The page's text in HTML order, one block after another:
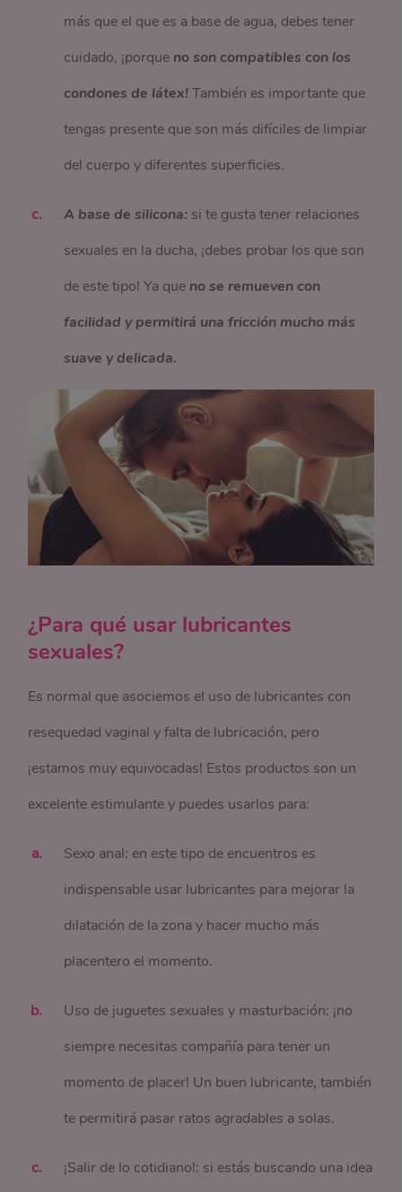
más que el que es a base de agua, debes tener
cuidado, ¡porque no son compatibles con los
condones de látex!También es importante que
tengas presente que son más difíciles de limpiar
del cuerpo y diferentes superficies.
A base de silicona: si te gusta tener relaciones
sexuales en la ducha, ¡debes probar los que son
de este tipo! Ya que no se remueven con
facilidad y permitirá una fricción mucho más
suave y delicada.
¿Para qué usar lubricantes
sexuales?
Es normal que asociemos el uso de lubricantes con
resequedad vaginal y falta de lubricación, pero
¡estamos muy equivocadas! Estos productos son un
excelente estimulante y puedes usarlos para:
Sexo anal: en este tipo de encuentros es
indispensable usar lubricantes para mejorar la
dilatación de la zona y hacer mucho más
placentero el momento.
Uso de juguetes sexuales y masturbación: ¡no
siempre necesitas compañía para tener un
momento de placer! Un buen lubricante, también
te permitirá pasar ratos agradables a solas.
¡Salir de lo cotidiano!: si estás buscando una idea